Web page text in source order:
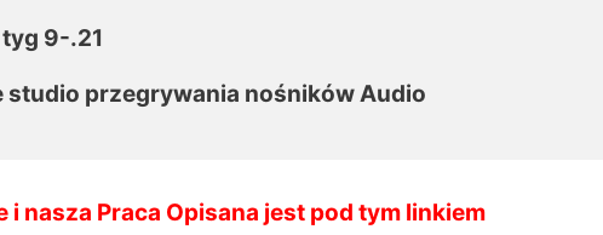
9-.21
przegrywania nośników Audio
i nasza Praca Opisana jest pod tym linkiem